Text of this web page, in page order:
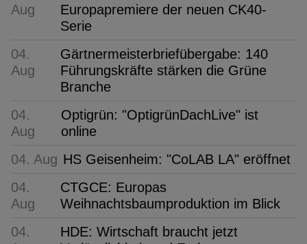
Aug
Europapremiere der neuen CK40-
Serie
04.
Aug
Gärtnermeisterbriefübergabe: 140
Führungskräfte stärken die Grüne
Branche
04.
Aug
Optigrün: "OptigrünDachLive" ist
online
04. Aug HS Geisenheim: "CoLAB LA" eröffnet
04.
Aug
CTGCE: Europas
Weihnachtsbaumproduktion im Blick
04.
HDE: Wirtschaft braucht jetzt